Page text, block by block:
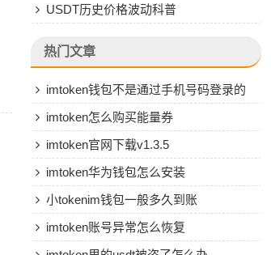
USDT历史价格波动科普
热门文章
imtoken钱包不是通过手机号码登录的
吗imtoken怎么购买能量券
imtoken官网下载v1.3.5
imtoken华为钱包怎么安装
小tokenim钱包一般多久到账
imtoken账号异常怎么恢复